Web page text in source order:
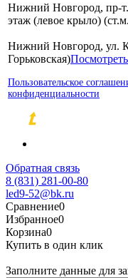
Нижний Новгород, пр-
этаж (левое крыло)
Нижний Новгород, ул.
Горьковская)
Пользовательское
конфиденциальности
Обратная связь
8 (831) 281-00-80
led9-52@bk.ru
Сравнение0
Избранное0
Корзина0
Купить в один клик
Заполните данные для